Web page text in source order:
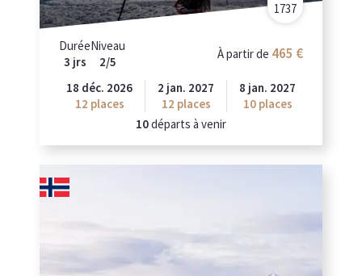
1737
Durée
3 jrs
Niveau
2/5
À partir de 465
18 déc. 2026
12 places
2 jan. 2027
12 places
8 jan. 2027
10places
10départs à venir